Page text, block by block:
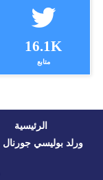
16.1K
متابع
الرئيسية
ورلد بوليسي جورنال